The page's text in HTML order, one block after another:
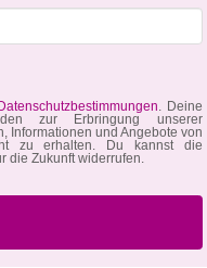
Datenschutzbestimmungen. Deine
zur Erbringung unserer
Informationen und Angebote von
zu erhalten. Du kannst die
die Zukunft widerrufen.